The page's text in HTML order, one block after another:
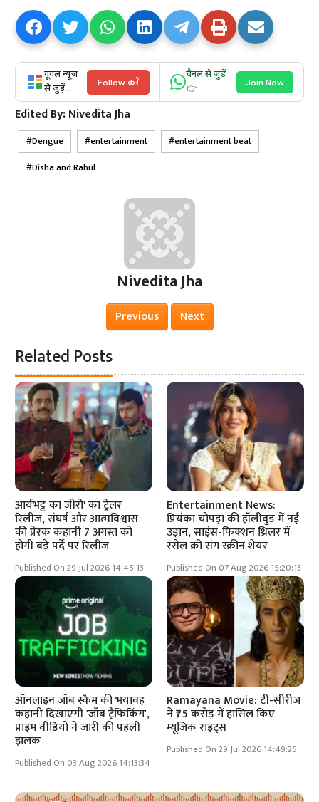
गूगल न्यूज
से जुड़ें...
Follow करें
चैनल से जुड़ें
👉
Join Now
Edited By:Nivedita Jha
Dengue entertainment
entertainment beat
Disha and Rahul
Nivedita Jha
Previous Next
Related Posts
आर्यभट्ट का जीरो' का ट्रेलर
रिलीज, संघर्ष और आत्मविश्वास
की प्रेरक कहानी 7 अगस्त को
होगी बड़े पर्दे पर रिलीज
Published On 29 Jul 2026 14:45:13
Entertainment News:
प्रियंका चोपड़ा की हॉलीवुड में नई
उड़ान, साइंस-फिक्शन थ्रिलर में
रसेल क्रो संग स्क्रीन शेयर
Published On 07 Aug 2026 15:20:13
ऑनलाइन जॉब स्कैम की भयावह
कहानी दिखाएगी 'जॉब ट्रैफिकिंग',
प्राइम वीडियो ने जारी की पहली
झलक
Published On 03 Aug 2026 14:13:34
Ramayana Movie: टी-सीरीज़
ने ₹75 करोड़ में हासिल किए
म्यूजिक राइट्स
Published On 29 Jul 2026 14:49:25